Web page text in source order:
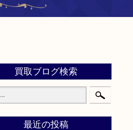
買取ブログ検索
最近の投稿